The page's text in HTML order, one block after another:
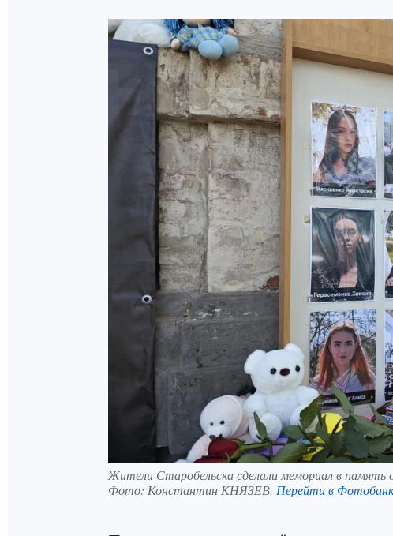
Жители Старобельска сделали мемориал в память
Фото: Константин КНЯЗЕВ. Перейти в